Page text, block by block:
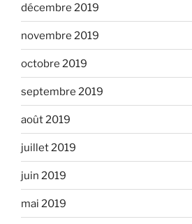
décembre 2019
novembre 2019
octobre 2019
septembre 2019
août 2019
juillet 2019
juin 2019
mai 2019